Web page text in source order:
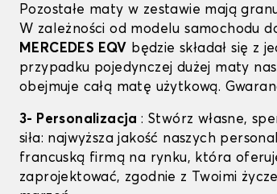
Pozostałe maty w zestawie mają
W zależności od modelu samochodu
MERCEDES EQV będzie składał się z
przypadku pojedynczej dużej maty
obejmuje całą matę użytkową.
3- Personalizacja: Stwórz własne,
siła: najwyższa jakość naszych
francuską firmą na rynku, która
zaprojektować, zgodnie z Twoimi